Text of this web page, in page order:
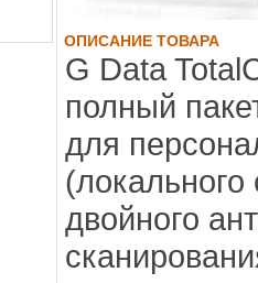
ОПИСАНИЕ ТОВАРА
G Data
полный
для
(локального
двойного